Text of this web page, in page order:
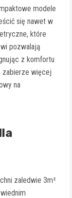
modele
się nawet w
które
pozwalają
z komfortu
zabierze więcej
na
zaledwie 3m²